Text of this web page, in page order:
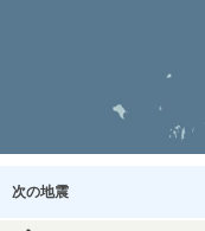
次の地震